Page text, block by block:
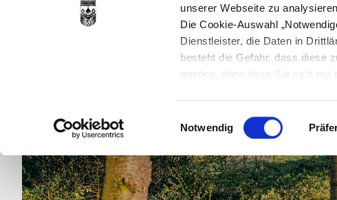
unserer Webseite zu
Die Cookie-Auswahl
Dienstleister, die Daten in
besteht die Gefahr, dass diese
werden, ohne dass Sie sich mit
Datenschutzerklärung
jederzeit mit Wirkung für die
Einwilligungsauswahl
Notwendig